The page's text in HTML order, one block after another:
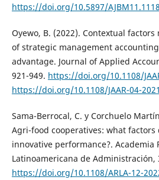
https://doi.org/10.5897/AJBM11.1118
Oyewo, B. (2022). Contextual
of strategic management
advantage. Journal of Applied
921-949. https://doi.org/10.1108/
https://doi.org/10.1108/JAAR-04-
Sama-Berrocal, C. y Corchuelo
Agri-food cooperatives: what
innovative performance?. Academia
Latinoamericana de Administración,
https://doi.org/10.1108/ARLA-12-